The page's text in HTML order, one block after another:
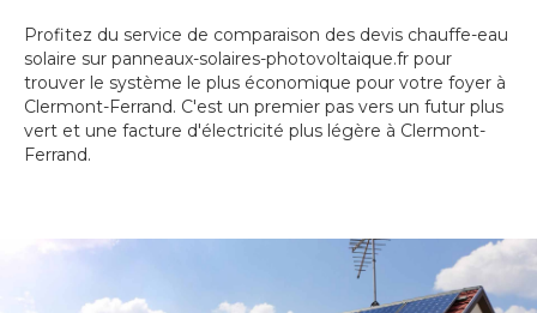
Profitez du service de comparaison des devis chauffe-eau
solaire sur panneaux-solaires-photovoltaique.fr pour
trouver le système le plus économique pour votre foyer à
Clermont-Ferrand. C'est un premier pas vers un futur plus
vert et une facture d'électricité plus légère à Clermont-
Ferrand.